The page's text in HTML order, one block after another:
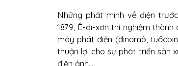
Những phát minh về điện
1879, Ê-đi-xơn thí nghiệm
máy phát điện (đinamô,
thuận lợi cho sự phát triển sản
điện ảnh...